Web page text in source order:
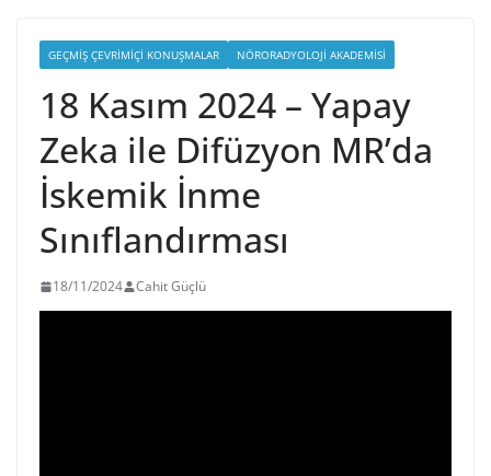
GEÇMIŞ ÇEVRIMIÇI KONUŞMALAR NÖRORADYOLOJI AKADEMISI
18 Kasım 2024 – Yapay
Zeka ile Difüzyon MR’da
İskemik İnme
Sınıflandırması
18/11/2024 Cahit Güçlü